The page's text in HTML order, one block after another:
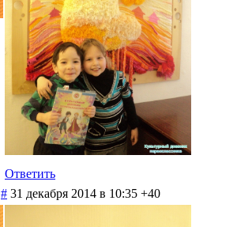
Ответить
# 31 декабря 2014 в 10:35 +40